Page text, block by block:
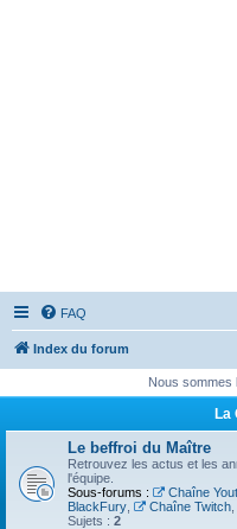
FAQ
Index du forum
Nous sommes
La
Le beffroi du Maître
Retrouvez les actus et les
l'équipe.
Sous-forums :
Chaîne
BlackFury
Chaîne Twitch,
Sujets : 2